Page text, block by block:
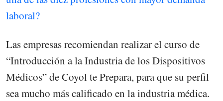
laboral?
Las empresas recomiendan realizar el curso de
“Introducción a la Industria de los Dispositivos
Médicos” de Coyol te Prepara, para que su perfil
sea mucho más calificado en la industria médica.